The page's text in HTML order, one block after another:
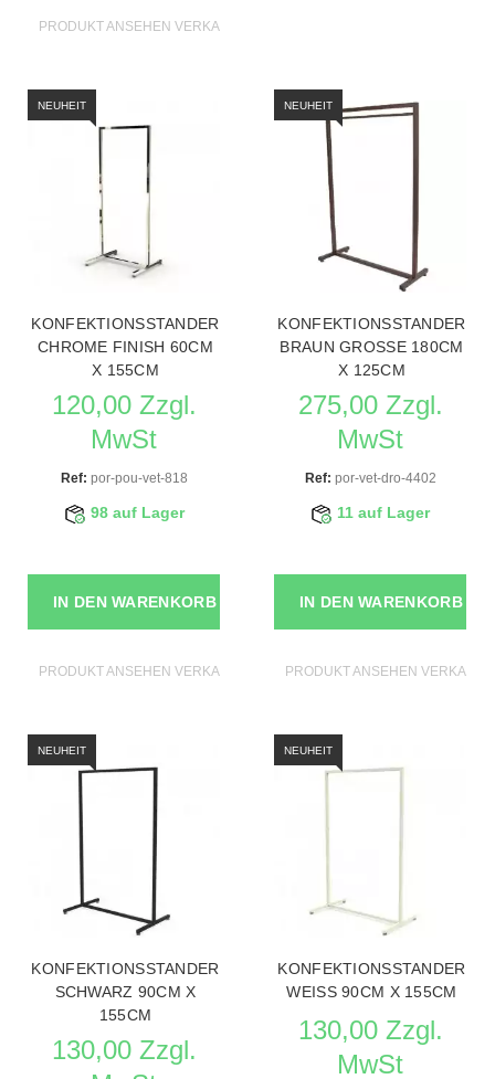
PRODUKT ANSEHEN VERKAUFSSTANDER
NEUHEIT
KONFEKTIONSSTANDER
CHROME FINISH 60CM
X 155CM
120,00 Zzgl.
MwSt
Ref: por-pou-vet-818
98 auf Lager
IN DEN WARENKORB
PRODUKT ANSEHEN VERKAUFSSTANDER
NEUHEIT
KONFEKTIONSSTANDER
BRAUN GROSSE 180CM
X 125CM
275,00 Zzgl.
MwSt
Ref: por-vet-dro-4402
11 auf Lager
IN DEN WARENKORB
PRODUKT ANSEHEN
NEUHEIT
KONFEKTIONSSTANDER
SCHWARZ 90CM X
155CM
130,00 Zzgl.
NEUHEIT
KONFEKTIONSSTANDER
WEISS 90CM X 155CM
130,00 Zzgl.
MwSt